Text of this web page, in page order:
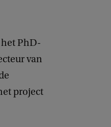
PhD-
van
project